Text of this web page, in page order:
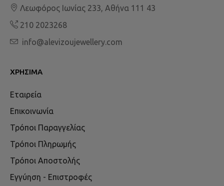
Λεωφόρος Ιωνίας 233, Αθήνα 111 43
210 2023268
info@alevizoujewellery.com
ΧΡΉΣΙΜΑ
Εταιρεία
Επικοινωνία
Τρόποι Παραγγελίας
Τρόποι Πληρωμής
Τρόποι Αποστολής
Εγγύηση - Επιστροφές